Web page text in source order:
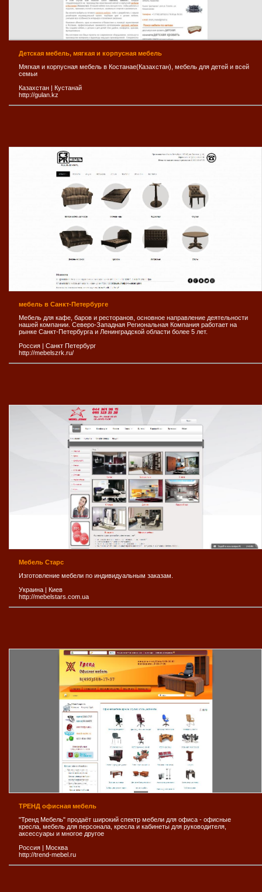
Детская мебель, мягкая и корпусная мебель
Мягкая и корпусная мебель в Костанае(Казахстан), мебель для детей и всей
семьи
Казахстан
Кустанай
http://gulan.kz
мебель в Санкт-Петербурге
Мебель для кафе, баров и ресторанов, основное направление деятельности
нашей компании. Северо-Западная Региональная Компания работает на
рынке Санкт-Петербурга и Ленинградской области более 5 лет.
Россия | Санкт Петербург
http://mebelszrk.ru/
Мебель Старс
Изготовление мебели по индивидуальным заказам.
Украина | Киев
http://mebelstars.com.ua
ТРЕНД офисная мебель
"Тренд Мебель" продаёт широкий спектр мебели для офиса - офисные
кресла, мебель для персонала, кресла и кабинеты для руководителя,
аксессуары и многое другое
Россия | Москва
http://trend-mebel.ru